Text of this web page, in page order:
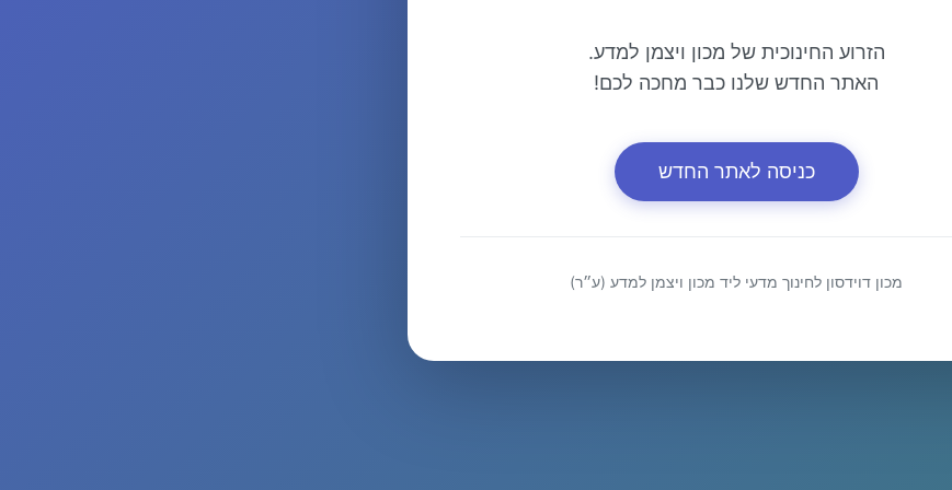
הזרוע החינוכית של מכון ויצמן למדע.
האתר החדש שלנו כבר מחכה לכם!
כניסה לאתר החדש
מכון דוידסון לחינוך מדעי ליד מכון ויצמן למדע (ע״ר)